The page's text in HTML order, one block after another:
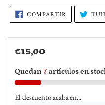
de
compra
COMPARTIR
EN
FACEBOOK
Precio
€15,00
Quedan 7 artículos en
El descuento acaba en...